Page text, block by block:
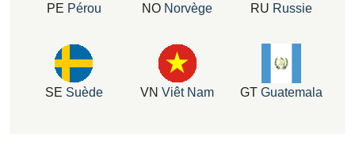
PE Pérou NO Norvège RU Russie
SE Suède VN Viêt Nam GT Guatemala